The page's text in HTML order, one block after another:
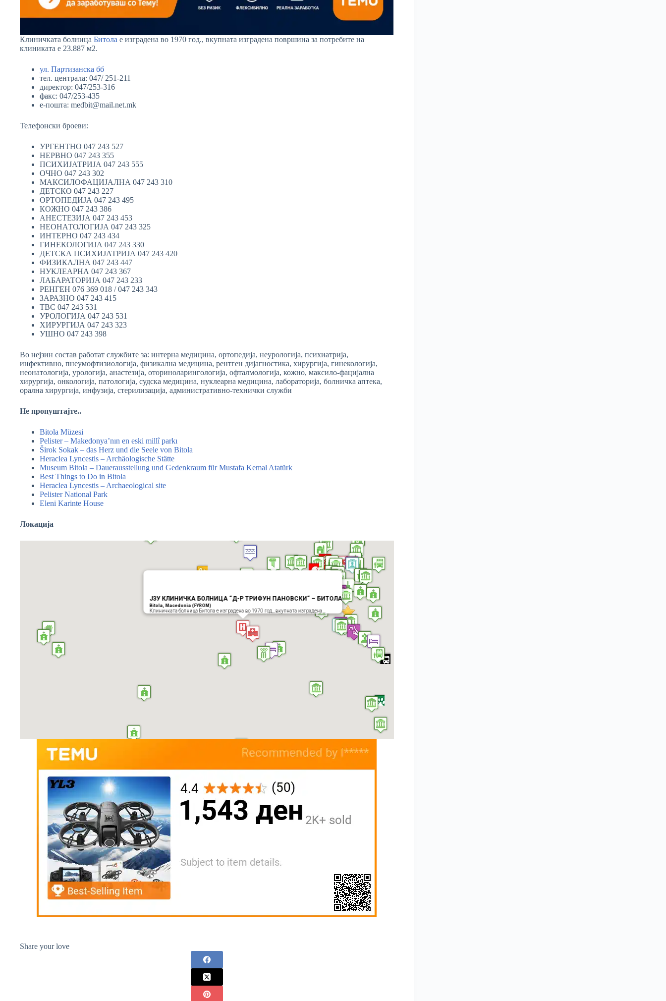
Клиничката болница Битола е изградена во 1970 год., вкупната изградена површина за потребите на
клиниката е 23.887 м2.
ул. Партизанска бб
тел. централа: 047/ 251-211
директор: 047/253-316
факс: 047/253-435
е-пошта: medbit@mail.net.mk
Телефонски броеви:
УРГЕНТНО 047 243 527
НЕРВНО 047 243 355
ПСИХИЈАТРИЈА 047 243 555
ОЧНО 047 243 302
МАКСИЛОФАЦИЈАЛНА 047 243 310
ДЕТСКО 047 243 227
ОРТОПЕДИЈА 047 243 495
КОЖНО 047 243 386
АНЕСТЕЗИЈА 047 243 453
НЕОНАТОЛОГИЈА 047 243 325
ИНТЕРНО 047 243 434
ГИНЕКОЛОГИЈА 047 243 330
ДЕТСКА ПСИХИЈАТРИЈА 047 243 420
ФИЗИКАЛНА 047 243 447
НУКЛЕАРНА 047 243 367
ЛАБАРАТОРИЈА 047 243 233
РЕНГЕН 076 369 018 / 047 243 343
ЗАРАЗНО 047 243 415
ТВС 047 243 531
УРОЛОГИЈА 047 243 531
ХИРУРГИЈА 047 243 323
УШНО 047 243 398
Во нејзин состав работат службите за: интерна медицина, ортопедија, неурологија, психиатрија,
инфективно, пнеумофтизиологија, физикална медицина, рентген дијагностика, хирургија, гинекологија,
неонатологија, урологија, анастезија, оториноларингологија, офталмологија, кожно, максило-фацијална
хирургија, онкологија, патологија, судска медицина, нуклеарна медицина, лабораторија, болничка аптека,
орална хирургија, инфузија, стерилизација, административно-технички служби
Не пропуштајте..
Bitola Müzesi
Pelister – Makedonya’nın en eski millî parkı
Širok Sokak – das Herz und die Seele von Bitola
Heraclea Lyncestis – Archäologische Stätte
Museum Bitola – Dauerausstellung und Gedenkraum für Mustafa Kemal Atatürk
Best Things to Do in Bitola
Heraclea Lyncestis – Archaeological site
Pelister National Park
Eleni Karinte House
Локација
ЈЗУ КЛИНИЧКА БОЛНИЦА “Д-Р ТРИФУН ПАНОВСКИ“ – БИТОЛА
Bitola, Macedonia (FYROM)
Клиничката болница Битола е изградена во 1970 год., вкупната изградена…
Share your love